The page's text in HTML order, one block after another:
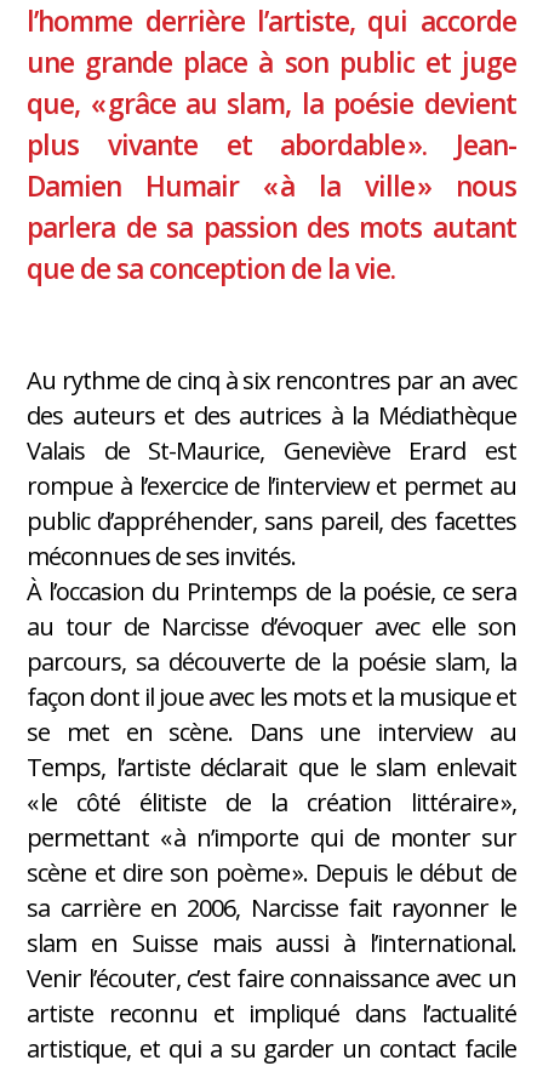
l’homme derrière l’artiste, qui accorde
une grande place à son public et juge
que, « grâce au slam, la poésie devient
plus vivante et abordable ». Jean-
Damien Humair « à la ville » nous
parlera de sa passion des mots autant
que de sa conception de la vie.
Au rythme de cinq à six rencontres par an avec
des auteurs et des autrices à la Médiathèque
Valais de St-Maurice, Geneviève Erard est
rompue à l’exercice de l’interview et permet au
public d’appréhender, sans pareil, des facettes
méconnues de ses invités.
À l’occasion du Printemps de la poésie, ce sera
au tour de Narcisse d’évoquer avec elle son
parcours, sa découverte de la poésie slam, la
façon dont il joue avec les mots et la musique et
se met en scène. Dans une interview au
Temps, l’artiste déclarait que le slam enlevait
« le côté élitiste de la création littéraire »,
permettant « à n’importe qui de monter sur
scène et dire son poème ». Depuis le début de
sa carrière en 2006, Narcisse fait rayonner le
slam en Suisse mais aussi à l’international.
Venir l’écouter, c’est faire connaissance avec un
artiste reconnu et impliqué dans l’actualité
artistique, et qui a su garder un contact facile